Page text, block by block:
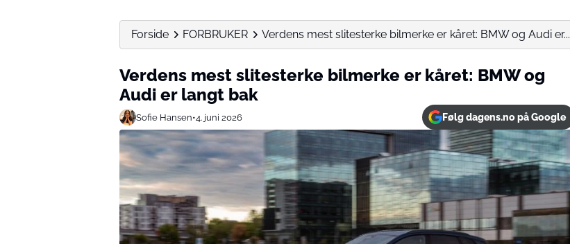
Forside FORBRUKER Verdens mest slitesterke bilmerke er kåret: BMW og Audi er...
Verdens mest slitesterke bilmerke er kåret: BMW og
Audi er langt bak
Sofie Hansen•4. juni 2026 Følg dagens.no på Google